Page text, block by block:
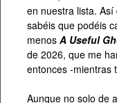
en nuestra lista.
sabéis que podéis
menos A Useful
de 2026, que me
entonces -mientras
Aunque no solo de